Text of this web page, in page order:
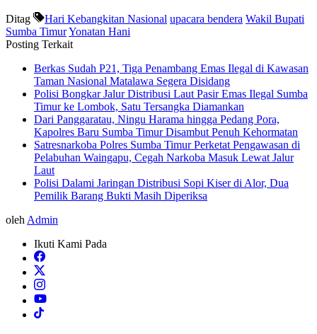
Ditag Hari Kebangkitan Nasional upacara bendera Wakil Bupati
Sumba TimurYonatan Hani
Posting Terkait
Berkas Sudah P21, Tiga Penambang Emas Ilegal di Kawasan
Taman Nasional Matalawa Segera Disidang
Polisi Bongkar Jalur Distribusi Laut Pasir Emas Ilegal Sumba
Timur ke Lombok, Satu Tersangka Diamankan
Dari Panggaratau, Ningu Harama hingga Pedang Pora,
Kapolres Baru Sumba Timur Disambut Penuh Kehormatan
Satresnarkoba Polres Sumba Timur Perketat Pengawasan di
Pelabuhan Waingapu, Cegah Narkoba Masuk Lewat Jalur
Laut
Polisi Dalami Jaringan Distribusi Sopi Kiser di Alor, Dua
Pemilik Barang Bukti Masih Diperiksa
oleh Admin
Ikuti Kami Pada